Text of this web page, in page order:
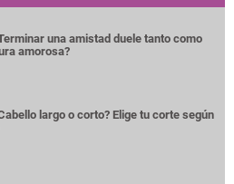
una amistad duele tanto como
amorosa?
largo o corto? Elige tu corte según